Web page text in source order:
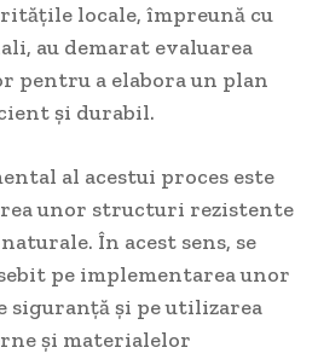
locale, împreună cu
au demarat evaluarea
pentru a elabora un plan
și durabil.
al acestui proces este
unor structuri rezistente
În acest sens, se
pe implementarea unor
siguranță și pe utilizarea
și materialelor